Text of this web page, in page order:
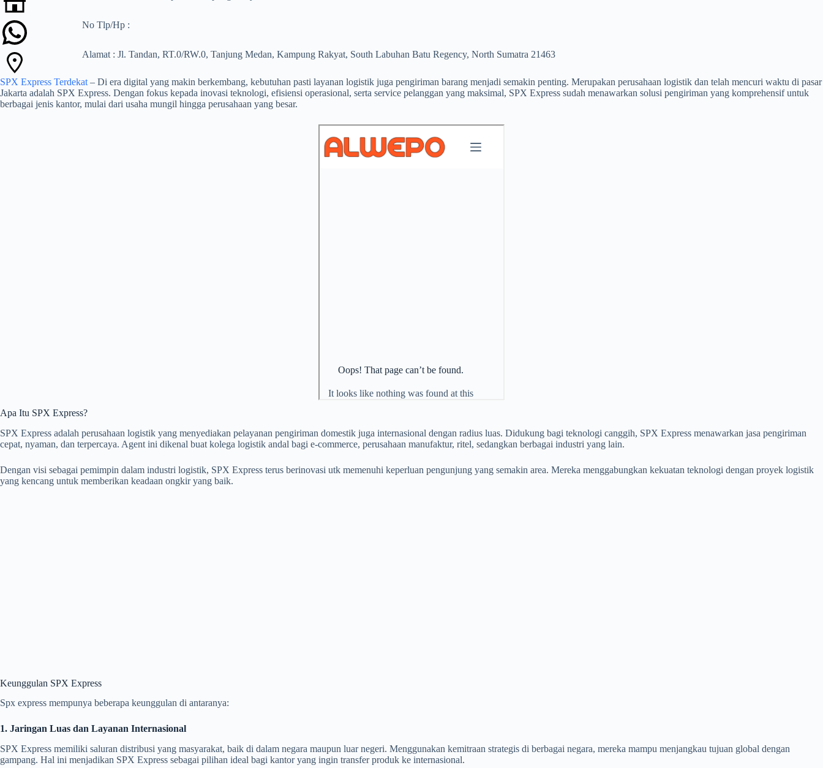
No Tlp/Hp :
Alamat : Jl. Tandan, RT.0/RW.0, Tanjung Medan, Kampung Rakyat, South Labuhan Batu Regency, North Sumatra 21463
SPX Express Terdekat – Di era digital yang makin berkembang, kebutuhan pasti layanan logistik juga pengiriman barang menjadi semakin penting. Merupakan perusahaan logistik dan telah mencuri waktu di pasar
Jakarta adalah SPX Express. Dengan fokus kepada inovasi teknologi, efisiensi operasional, serta service pelanggan yang maksimal, SPX Express sudah menawarkan solusi pengiriman yang komprehensif untuk
berbagai jenis kantor, mulai dari usaha mungil hingga perusahaan yang besar.
Apa Itu SPX Express?
SPX Express adalah perusahaan logistik yang menyediakan pelayanan pengiriman domestik juga internasional dengan radius luas. Didukung bagi teknologi canggih, SPX Express menawarkan jasa pengiriman
cepat, nyaman, dan terpercaya. Agent ini dikenal buat kolega logistik andal bagi e-commerce, perusahaan manufaktur, ritel, sedangkan berbagai industri yang lain.
Dengan visi sebagai pemimpin dalam industri logistik, SPX Express terus berinovasi utk memenuhi keperluan pengunjung yang semakin area. Mereka menggabungkan kekuatan teknologi dengan proyek logistik
yang kencang untuk memberikan keadaan ongkir yang baik.
Keunggulan SPX Express
Spx express mempunya beberapa keunggulan di antaranya:
1. Jaringan Luas dan Layanan Internasional
SPX Express memiliki saluran distribusi yang masyarakat, baik di dalam negara maupun luar negeri. Menggunakan kemitraan strategis di berbagai negara, mereka mampu menjangkau tujuan global dengan
gampang. Hal ini menjadikan SPX Express sebagai pilihan ideal bagi kantor yang ingin transfer produk ke internasional.